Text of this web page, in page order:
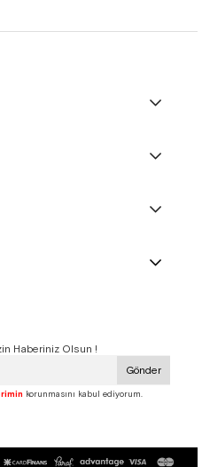
Haberiniz Olsun !
Gönder
korunmasını kabul ediyorum.